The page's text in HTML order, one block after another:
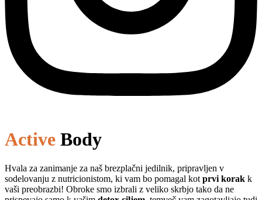
Active Body
Hvala za zanimanje za naš brezplačni jedilnik, pripravljen v
sodelovanju z nutricionistom, ki vam bo pomagal kot prvi korak k
vaši preobrazbi! Obroke smo izbrali z veliko skrbjo tako da ne